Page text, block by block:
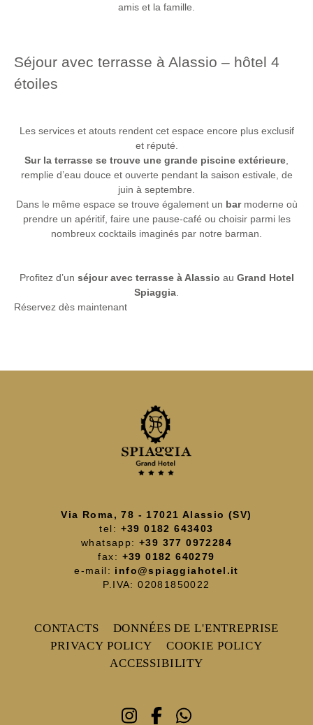
amis et la famille.
Séjour avec terrasse à Alassio – hôtel 4
étoiles
Les services et atouts rendent cet espace encore plus exclusif
et réputé.
Sur la terrasse se trouve une grande piscine extérieure
remplie d’eau douce et ouverte pendant la saison estivale, de
juin à septembre.
Dans le même espace se trouve également un barmoderne où
prendre un apéritif, faire une pause-café ou choisir parmi les
nombreux cocktails imaginés par notre barman.
Profitez d’un séjour avec terrasse à Alassio au Grand Hotel
Spiaggia
Réservez dès maintenant
Via Roma, 78 - 17021 Alassio (SV)
tel: +39 0182 643403
whatsapp: +39 377 0972284
fax: +39 0182 640279
e-mail: info@spiaggiahotel.it
P.IVA: 02081850022
CONTACTS
DONNÉES DE L'ENTREPRISE
PRIVACY POLICY
COOKIE POLICY
ACCESSIBILITY